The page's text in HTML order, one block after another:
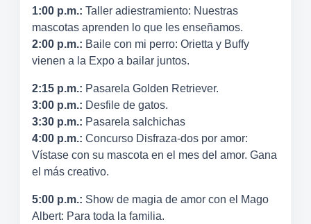
1:00 p.m.: Taller adiestramiento: Nuestras
mascotas aprenden lo que les enseñamos.
2:00 p.m.: Baile con mi perro: Orietta y Buffy
vienen a la Expo a bailar juntos.
2:15 p.m.: Pasarela Golden Retriever.
3:00 p.m.: Desfile de gatos.
3:30 p.m.: Pasarela salchichas
4:00 p.m.: Concurso Disfraza-dos por amor:
Vístase con su mascota en el mes del amor. Gana
el más creativo.
5:00 p.m.: Show de magia de amor con el Mago
Albert: Para toda la familia.